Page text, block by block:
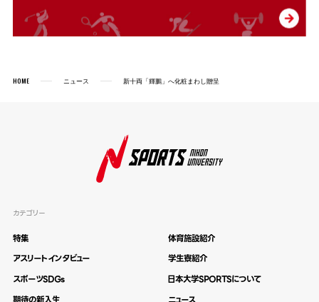
HOME ニュース 新十両「輝鵬」へ化粧まわし贈呈
カテゴリー
特集
アスリートインタビュー
スポーツSDGs
体育施設紹介
学生寮紹介
日本大学SPORTSについて